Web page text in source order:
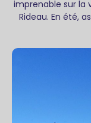
imprenable sur la
Rideau. En été,